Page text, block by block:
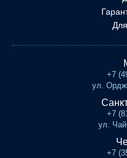
+7
ул.
+7
ул.
+7